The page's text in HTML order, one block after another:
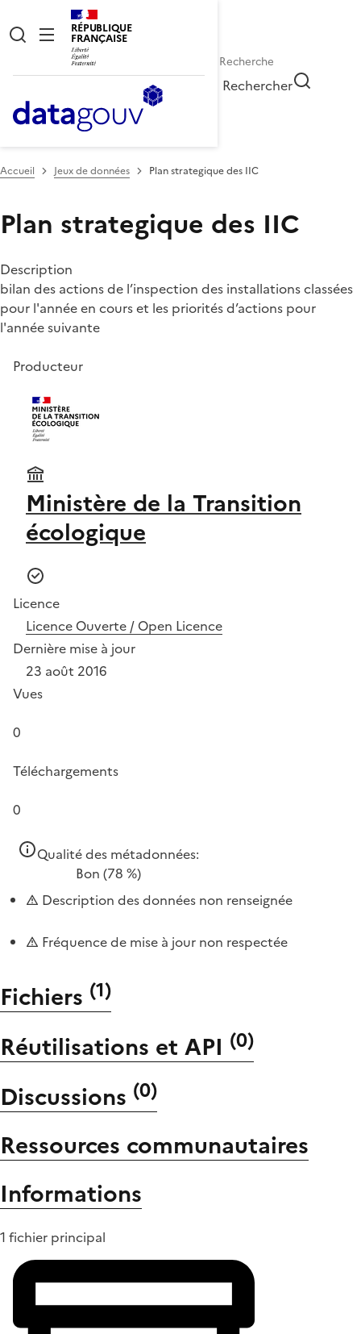
RÉPUBLIQUE
FRANÇAISE
Rechercher
Accueil Jeux de données Plan strategique des IIC
Plan strategique des IIC
Description
bilan des actions de l’inspection des installations classées
pour l'année en cours et les priorités d’actions pour
l'année suivante
Producteur
Ministère de la Transition
écologique
Licence
Licence Ouverte / Open Licence
Dernière mise à jour
23 août 2016
Vues
0
Téléchargements
0
Qualité des métadonnées:
Bon (78 %)
Description des données non renseignée
Fréquence de mise à jour non respectée
Fichiers (1)
Réutilisations et API (0)
Discussions (0)
Ressources communautaires
Informations
1 fichier principal